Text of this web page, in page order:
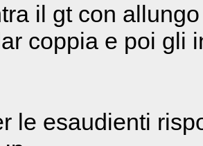
il gt con
coppia e poi gli
le esaudienti